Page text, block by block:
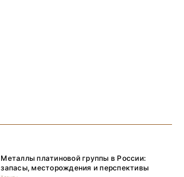
Металлы платиновой группы в России:
запасы, месторождения и перспективы